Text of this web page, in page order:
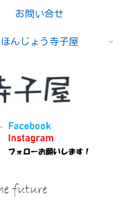
お問い合せ
ほんじょう寺子屋